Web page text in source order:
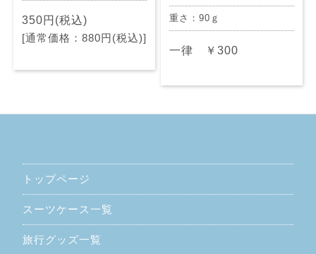
350円(税込)
[通常価格：880円(税込)]
重さ：90ｇ
一律 ￥300
トップページ
スーツケース一覧
旅行グッズ一覧